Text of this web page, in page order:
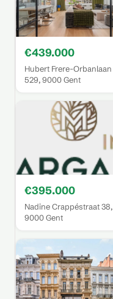
€439.000
Hubert Frere-Orbanlaan
529, 9000 Gent
€395.000
Nadine Crappéstraat 38,
9000 Gent